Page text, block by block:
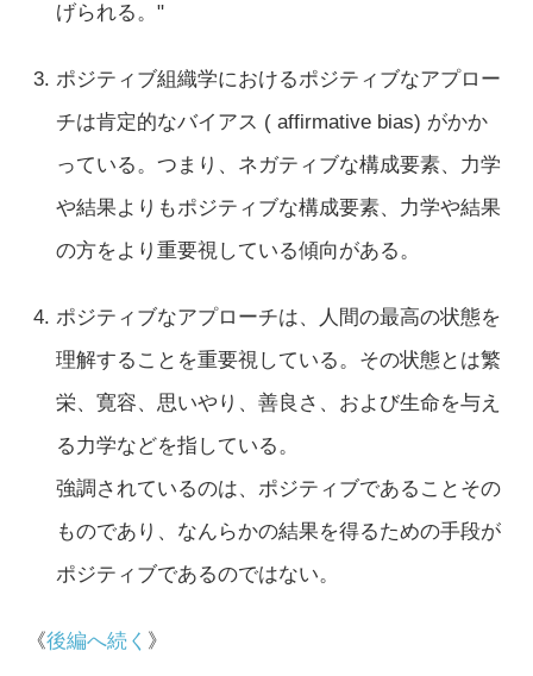
げられる。"
ポジティブ組織学におけるポジティブなアプロー
チは肯定的なバイアス ( affirmative bias) がかか
っている。つまり、ネガティブな構成要素、力学
や結果よりもポジティブな構成要素、力学や結果
の方をより重要視している傾向がある。
ポジティブなアプローチは、人間の最高の状態を
理解することを重要視している。その状態とは繁
栄、寛容、思いやり、善良さ、および生命を与え
る力学などを指している。
強調されているのは、ポジティブであることその
ものであり、なんらかの結果を得るための手段が
ポジティブであるのではない。
《後編へ続く 》